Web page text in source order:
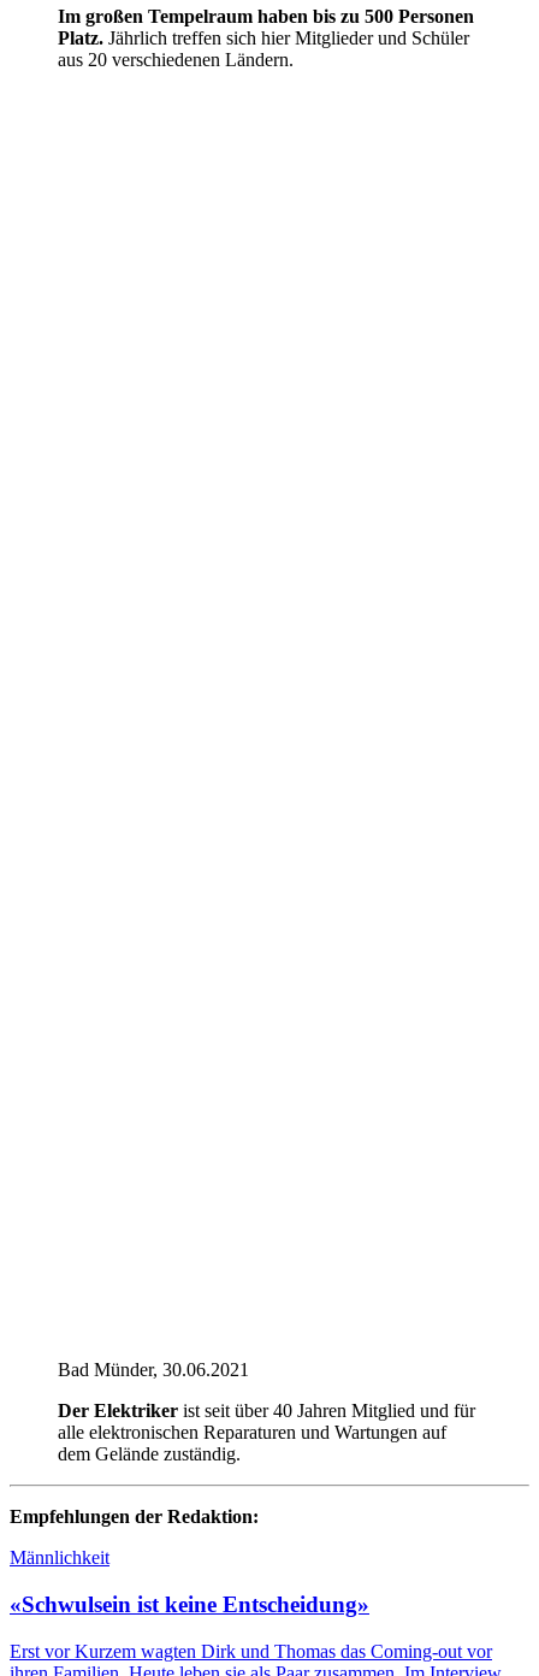
Im großen Tempelraum haben bis zu 500 Personen
Platz. Jährlich treffen sich hier Mitglieder und Schüler
aus 20 verschiedenen Ländern.
Bad Münder, 30.06.2021
Der Elektriker ist seit über 40 Jahren Mitglied und für
alle elektronischen Reparaturen und Wartungen auf
dem Gelände zuständig.
Empfehlungen der Redaktion:
Männlichkeit
«Schwulsein ist keine Entscheidung»
Erst vor Kurzem wagten Dirk und Thomas das Coming-out vor